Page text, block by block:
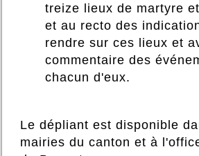
treize lieux de martyre
et au recto des
rendre sur ces lieux et
commentaire des
chacun d'eux.
Le dépliant est disponible
mairies du canton et à